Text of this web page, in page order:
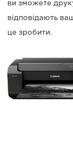
ви зможете
відповідають
це зробити.